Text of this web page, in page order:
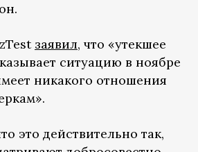
заявил, что «утекшее
ситуацию в ноябре
никакого отношения
это действительно так,